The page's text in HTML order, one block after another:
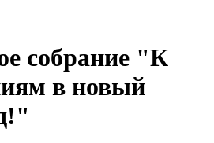
собрание "К
в новый